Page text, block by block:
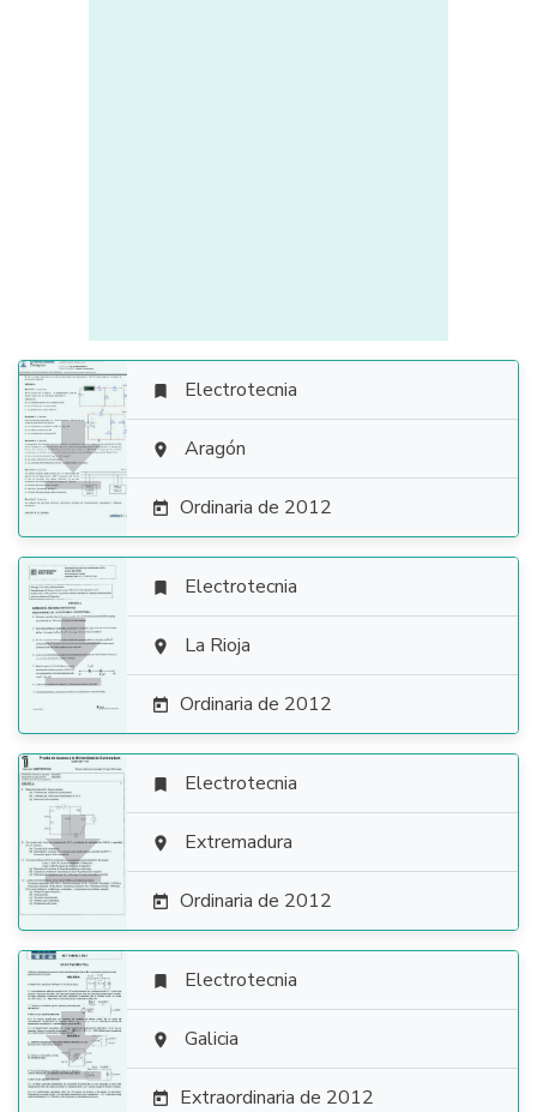

 Electrotecnia
 Aragón
 Ordinaria de 2012

 Electrotecnia
 La Rioja
 Ordinaria de 2012

 Electrotecnia
 Extremadura
 Ordinaria de 2012

 Electrotecnia
 Galicia
 Extraordinaria de 2012